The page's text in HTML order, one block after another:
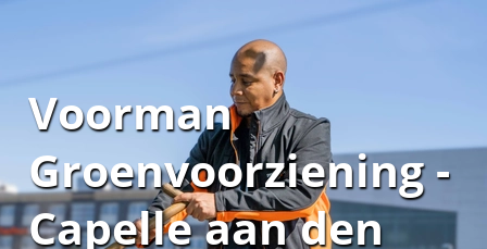
Voorman
Groenvoorziening -
Capelle aan den